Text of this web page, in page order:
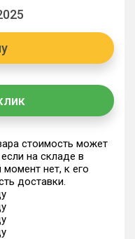
стоимость может
на складе в
нет, к его
доставки.